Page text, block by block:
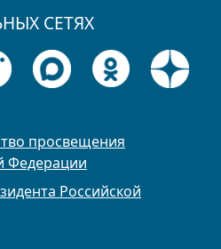
СЕТЯХ
просвещения
Федерации
Российской